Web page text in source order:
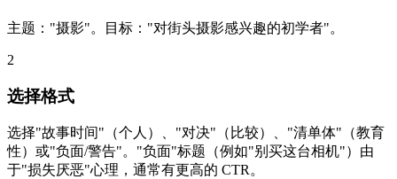
主题："摄影"。目标："对街头摄影感兴趣的初学者"。
2
选择格式
选择"故事时间"（个人）、"对决"（比较）、"清单体"（教育
性）或"负面/警告"。"负面"标题（例如"别买这台相机"）由
于"损失厌恶"心理，通常有更高的 CTR。